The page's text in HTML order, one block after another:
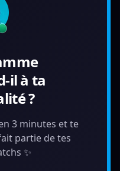
il à ta
?
3 minutes et te
partie de tes
✨